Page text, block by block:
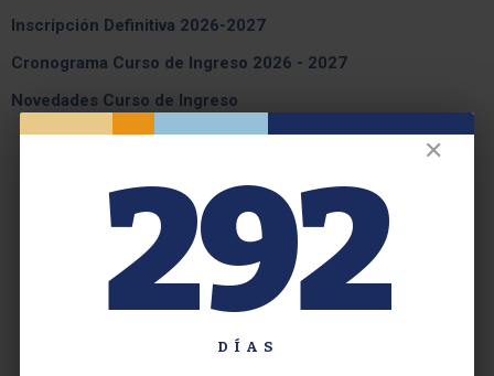
Inscripción Definitiva 2026-2027
Cronograma Curso de Ingreso 2026 - 2027
Novedades Curso de Ingreso
✕
292
DÍAS